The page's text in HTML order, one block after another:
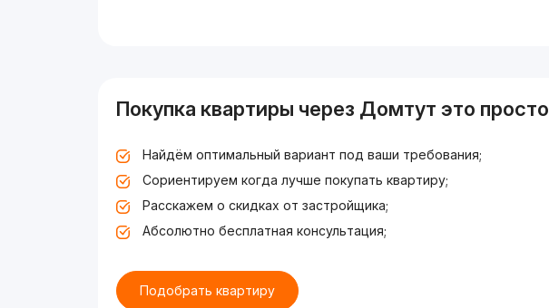
Покупка квартиры через Домтут это просто
Найдём оптимальный вариант под ваши требования;
Сориентируем когда лучше покупать квартиру;
Расскажем о скидках от застройщика;
Абсолютно бесплатная консультация;
Подобрать квартиру